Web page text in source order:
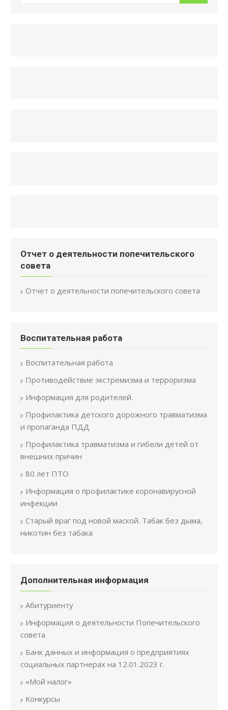
Отчет о деятельности попечительского
совета
Отчет о деятельности попечительского совета
Воспитательная работа
Воспитательная работа
Противодействие экстремизма и терроризма
Информация для родителей.
Профилактика детского дорожного травматизма
и пропаганда ПДД
Профилактика травматизма и гибели детей от
внешних причин
80 лет ПТО
Информация о профилактике коронавирусной
инфекции
Старый враг под новой маской. Табак без дыма,
никотин без табака
Дополнительная информация
Абитуриенту
Информация о деятельности Попечительского
совета
Банк данных и информация о предприятиях
социальных партнерах на 12.01.2023 г.
«Мой налог»
Конкурсы